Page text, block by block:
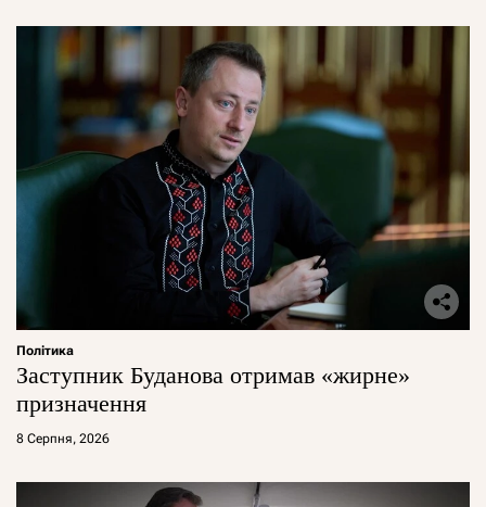
Політика
Заступник Буданова отримав «жирне»
призначення
8 Серпня, 2026